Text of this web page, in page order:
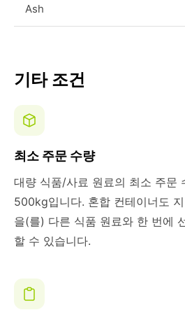
Ash
기타 조건
최소 주문 수량
대량 식품/사료 원료의 최소 주문
500kg입니다. 혼합 컨테이너도
을(를) 다른 식품 원료와 한 번에
할 수 있습니다.